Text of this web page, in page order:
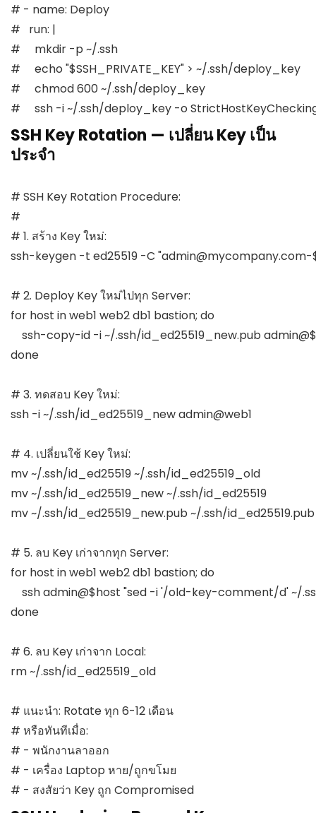
# - name: Deploy
#   run: |
#     mkdir -p ~/.ssh
#     echo "$SSH_PRIVATE_KEY" > ~/.ssh/deploy_key
#     chmod 600 ~/.ssh/deploy_key
#     ssh -i ~/.ssh/deploy_key -o
SSH Key Rotation — เปลี่ยน Key เป็น
ประจำ
# SSH Key Rotation Procedure:
#
# 1. สร้าง Key ใหม่:
ssh-keygen -t ed25519 -C "admin@mycompany.com-
# 2. Deploy Key ใหม่ไปทุก Server:
for host in web1 web2 db1 bastion; do
ssh-copy-id -i ~/.ssh/id_ed25519_new.pub
done
# 3. ทดสอบ Key ใหม่:
ssh -i ~/.ssh/id_ed25519_new admin@web1
# 4. เปลี่ยนใช้ Key ใหม่:
mv ~/.ssh/id_ed25519 ~/.ssh/id_ed25519_old
mv ~/.ssh/id_ed25519_new ~/.ssh/id_ed25519
mv ~/.ssh/id_ed25519_new.pub ~/.ssh/id_ed25519.pub
# 5. ลบ Key เก่าจากทุก Server:
for host in web1 web2 db1 bastion; do
ssh admin@$host "sed -i '/old-key-comment/d' ~/
done
# 6. ลบ Key เก่าจาก Local:
rm ~/.ssh/id_ed25519_old
# แนะนำ: Rotate ทุก 6-12 เดือน
# หรือทันทีเมื่อ:
# - พนักงานลาออก
# - เครื่อง Laptop หาย/ถูกขโมย
# - สงสัยว่า Key ถูก Compromised